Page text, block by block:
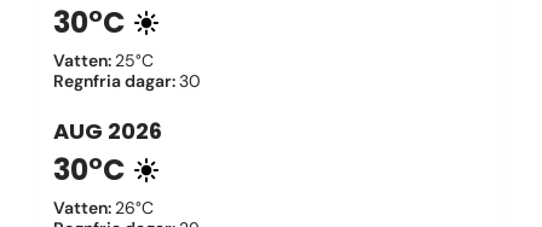
30°C
Vatten: 25°C
Regnfria dagar:30
AUG 2026
30°C
Vatten: 26°C